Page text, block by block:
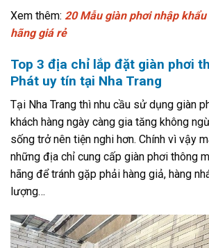
Xem thêm: 20 Mẫu giàn phơi nhập
hãng giá rẻ
Top 3 địa chỉ lắp đặt giàn phơi
Phát uy tín tại Nha Trang
Tại Nha Trang thì nhu cầu sử dụng giàn
khách hàng ngày càng gia tăng không
sống trở nên tiện nghi hơn. Chính vì vậy
những địa chỉ cung cấp giàn phơi thông
hãng để tránh gặp phải hàng giả, hàng
lượng…